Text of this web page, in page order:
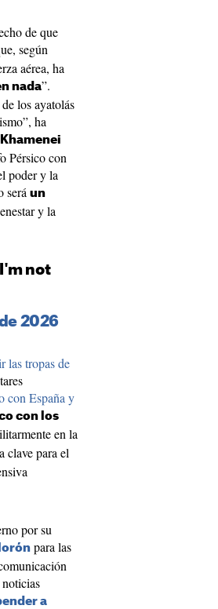
de que
según
aérea, ha
nada”.
los ayatolás
ha
Pérsico con
poder y la
será un
y la
not
2026
las tropas de
con España y
con los
en la
clave para el
por su
para las
a